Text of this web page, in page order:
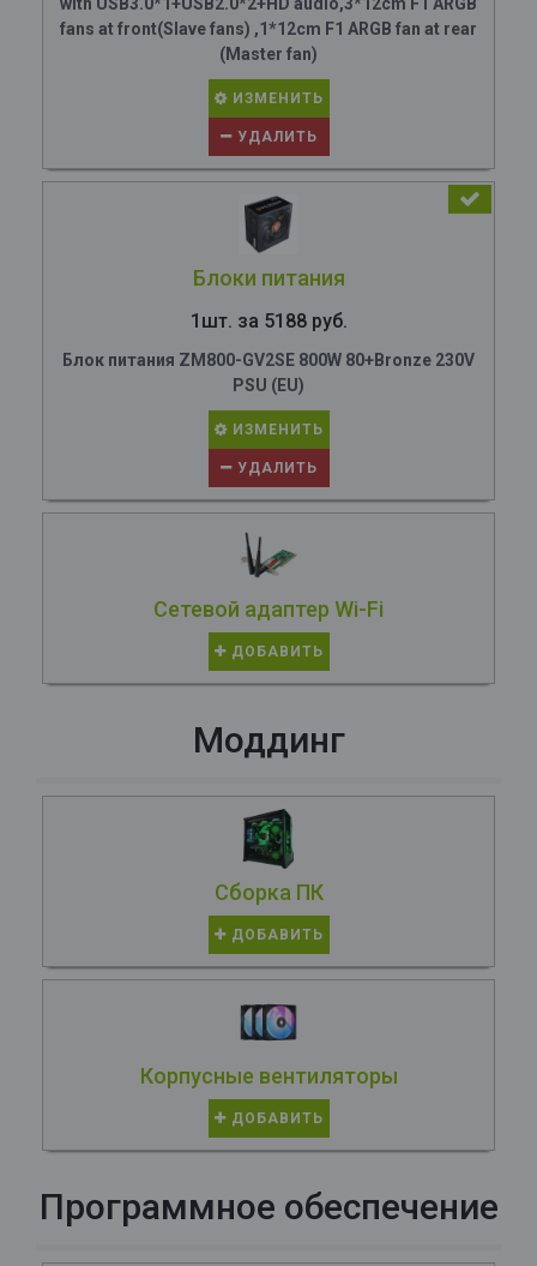
fans at front(Slave fans) ,1*12cm F1 ARGB fan at rear
(Master fan)
ИЗМЕНИТЬ
УДАЛИТЬ
Блоки питания
1шт. за 5188 руб.
Блок питания ZM800-GV2SE 800W 80+Bronze 230V
PSU (EU)
ИЗМЕНИТЬ
УДАЛИТЬ
Сетевой адаптер Wi-Fi
ДОБАВИТЬ
Моддинг
Сборка ПК
ДОБАВИТЬ
Корпусные вентиляторы
ДОБАВИТЬ
Программное обеспечение